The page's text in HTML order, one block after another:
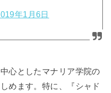
年1月6日
心としたマナリア学院の
めます。特に、『シャド